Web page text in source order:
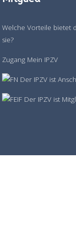
Welche Vorteile bietet
sie?
Zugang Mein IPZV
Der IPZV ist
Der IPZV ist